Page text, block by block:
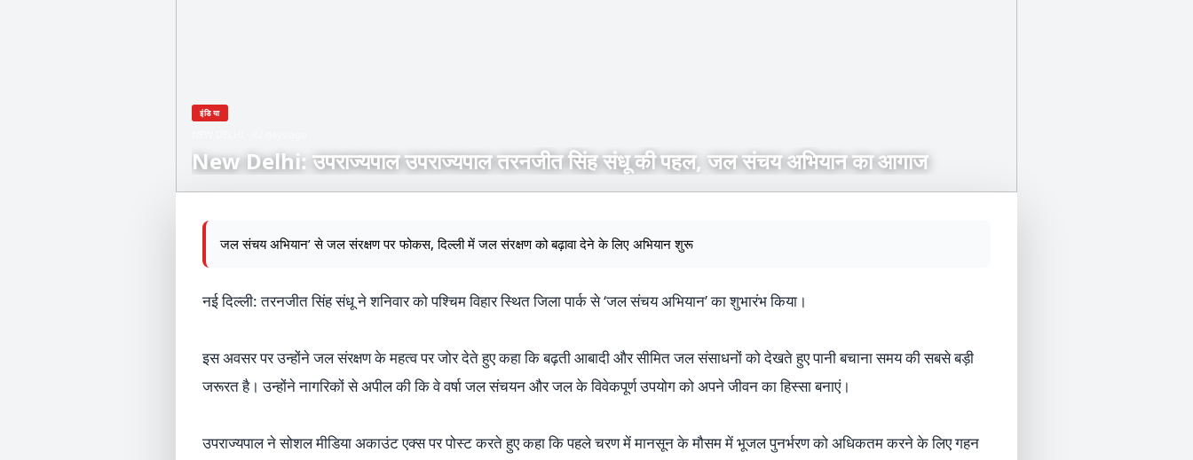
इंडिया
New Delhi: उपराज्यपाल उपराज्यपाल तरनजीत सिंह संधू की पहल, जल संचय अभियान का आगाज
जल संचय अभियान’ से जल संरक्षण पर फोकस, दिल्ली में जल संरक्षण को बढ़ावा देने के लिए अभियान शुरू
नई दिल्ली: तरनजीत सिंह संधू ने शनिवार को पश्चिम विहार स्थित जिला पार्क से ‘जल संचय अभियान’ का शुभारंभ किया।
इस अवसर पर उन्होंने जल संरक्षण के महत्व पर जोर देते हुए कहा कि बढ़ती आबादी और सीमित जल संसाधनों को देखते हुए पानी बचाना समय की सबसे बड़ी
जरूरत है। उन्होंने नागरिकों से अपील की कि वे वर्षा जल संचयन और जल के विवेकपूर्ण उपयोग को अपने जीवन का हिस्सा बनाएं।
उपराज्यपाल ने सोशल मीडिया अकाउंट एक्स पर पोस्ट करते हुए कहा कि पहले चरण में मानसून के मौसम में भूजल पुनर्भरण को अधिकतम करने के लिए गहन